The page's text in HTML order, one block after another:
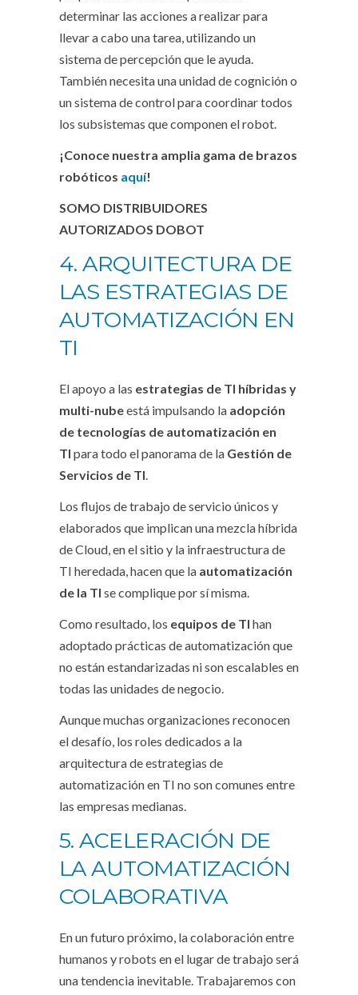
determinar las acciones a realizar para
llevar a cabo una tarea, utilizando un
sistema de percepción que le ayuda.
También necesita una unidad de cognición o
un sistema de control para coordinar todos
los subsistemas que componen el robot.
¡Conoce nuestra amplia gama de brazos
robóticos aquí!
SOMO DISTRIBUIDORES
AUTORIZADOS DOBOT
4. ARQUITECTURA DE
LAS ESTRATEGIAS DE
AUTOMATIZACIÓN EN
TI
El apoyo a las estrategias de TI híbridas y
multi-nubeestá impulsando la adopción
de tecnologías de automatización en
TI para todo el panorama de la Gestión de
Servicios de TI.
Los flujos de trabajo de servicio únicos y
elaborados que implican una mezcla híbrida
de Cloud, en el sitio y la infraestructura de
TI heredada, hacen que la automatización
de la TI se complique por sí misma.
Como resultado, los equipos de TI han
adoptado prácticas de automatización que
no están estandarizadas ni son escalables en
todas las unidades de negocio.
Aunque muchas organizaciones reconocen
el desafío, los roles dedicados a la
arquitectura de estrategias de
automatización en TI no son comunes entre
las empresas medianas.
5. ACELERACIÓN DE
LA AUTOMATIZACIÓN
COLABORATIVA
En un futuro próximo, la colaboración entre
humanos y robots en el lugar de trabajo será
una tendencia inevitable. Trabajaremos con